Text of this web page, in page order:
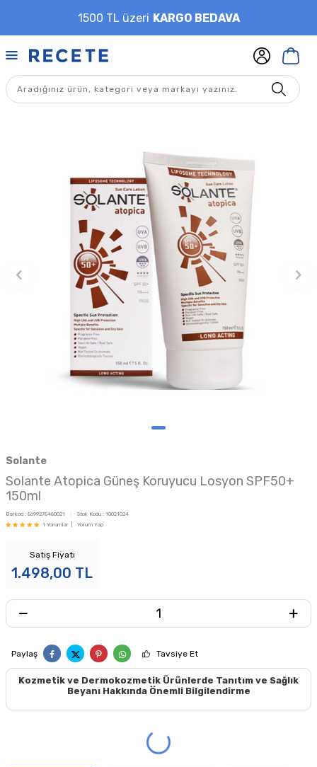
1500 TL üzeri KARGO BEDAVA
Solante
Solante Atopica Güneş Koruyucu Losyon SPF50+
150ml
Barkod : 8699278480021 Stok Kodu : 10021024
1 Yorumlar |
Yorum Yap
Satış Fiyatı
1.498,00 TL
Paylaş Tavsiye Et
Kozmetik ve Dermokozmetik Ürünlerde Tanıtım ve Sağlık
Beyanı Hakkında Önemli Bilgilendirme